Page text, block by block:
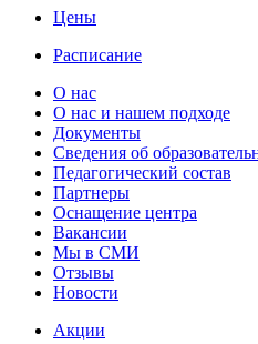
Цены
Расписание
О нас
О нас и нашем подходе
Документы
Сведения об
Педагогический состав
Партнеры
Оснащение центра
Вакансии
Мы в СМИ
Отзывы
Новости
Акции